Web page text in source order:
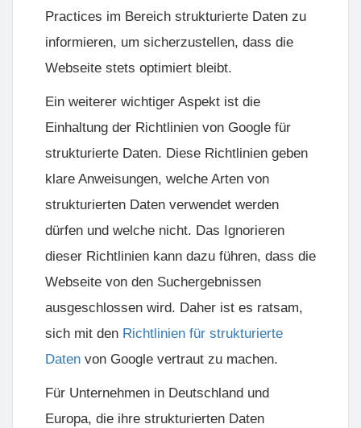
Practices im Bereich strukturierte Daten zu
informieren, um sicherzustellen, dass die
Webseite stets optimiert bleibt.
Ein weiterer wichtiger Aspekt ist die
Einhaltung der Richtlinien von Google für
strukturierte Daten. Diese Richtlinien geben
klare Anweisungen, welche Arten von
strukturierten Daten verwendet werden
dürfen und welche nicht. Das Ignorieren
dieser Richtlinien kann dazu führen, dass die
Webseite von den Suchergebnissen
ausgeschlossen wird. Daher ist es ratsam,
sich mit den Richtlinien für strukturierte
Daten von Google vertraut zu machen.
Für Unternehmen in Deutschland und
Europa, die ihre strukturierten Daten